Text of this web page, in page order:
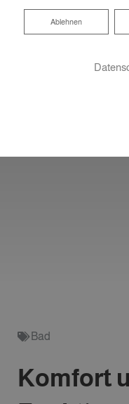
Bad
Komfort
Ablehnen
Ablehnen